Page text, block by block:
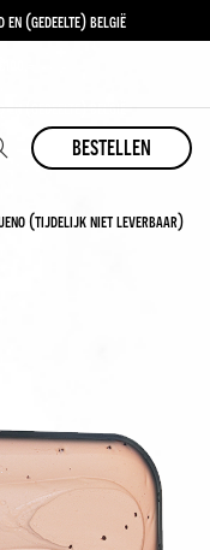
en (gedeelte) belgië
en (gedeelte) belgië
bestellen
(tijdelijk niet leverbaar)